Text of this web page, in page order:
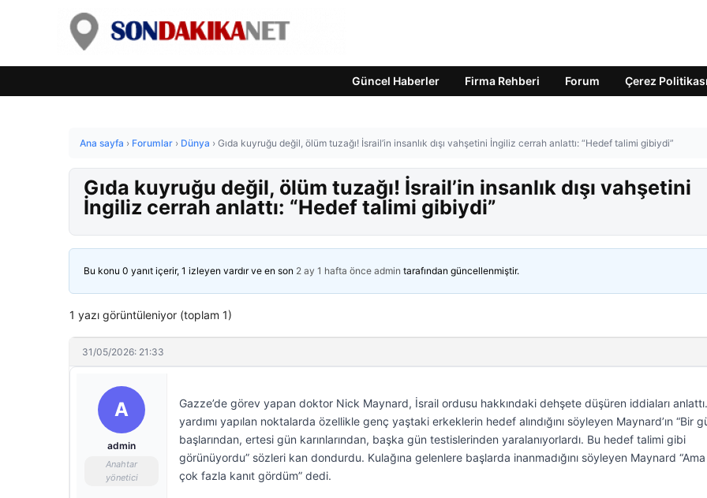
Güncel Haberler Firma Rehberi Forum Çerez Politikası
Ana sayfa › Forumlar › Dünya › Gıda kuyruğu değil, ölüm tuzağı! İsrail’in insanlık dışı vahşetini İngiliz cerrah anlattı: “Hedef talimi gibiydi”
Gıda kuyruğu değil, ölüm tuzağı! İsrail’in insanlık dışı vahşetini
İngiliz cerrah anlattı: “Hedef talimi gibiydi”
Bu konu 0 yanıt içerir, 1 izleyen vardır ve en son 2 ay 1 hafta önce admin tarafından güncellenmiştir.
1 yazı görüntüleniyor (toplam 1)
31/05/2026: 21:33
A
admin
Anahtar
yönetici
Gazze’de görev yapan doktor Nick Maynard, İsrail ordusu hakkındaki dehşete düşüren iddiaları anlattı.
yardımı yapılan noktalarda özellikle genç yaştaki erkeklerin hedef alındığını söyleyen Maynard’ın “Bir
başlarından, ertesi gün karınlarından, başka gün testislerinden yaralanıyorlardı. Bu hedef talimi gibi
görünüyordu” sözleri kan dondurdu. Kulağına gelenlere başlarda inanmadığını söyleyen Maynard
çok fazla kanıt gördüm” dedi.